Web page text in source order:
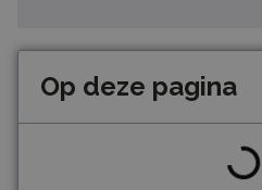
Op deze pagina